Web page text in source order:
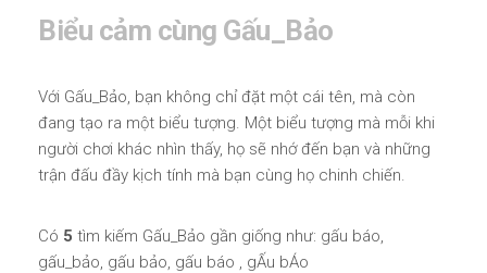
Biểu cảm cùng Gấu_Bảo
Với Gấu_Bảo, bạn không chỉ đặt một cái tên, mà còn
đang tạo ra một biểu tượng. Một biểu tượng mà mỗi khi
người chơi khác nhìn thấy, họ sẽ nhớ đến bạn và những
trận đấu đầy kịch tính mà bạn cùng họ chinh chiến.
Có 5 tìm kiếm Gấu_Bảo gần giống như: gấu báo,
gấu_bảo, gấu bảo, gấu báo , gẤu bÁo